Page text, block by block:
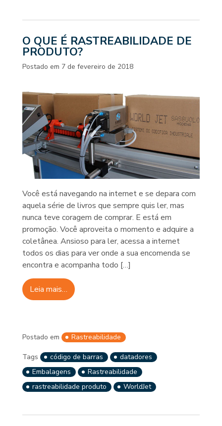
O QUE É RASTREABILIDADE DE
PRODUTO?
Postado em 7 de fevereiro de 2018
Você está navegando na internet e se depara com
aquela série de livros que sempre quis ler, mas
nunca teve coragem de comprar. E está em
promoção. Você aproveita o momento e adquire a
coletânea. Ansioso para ler, acessa a internet
todos os dias para ver onde a sua encomenda se
encontra e acompanha todo […]
Leia mais…
Postado em Rastreabilidade
Tags código de barras
datadores
Embalagens
Rastreabilidade
rastreabilidade produto
WorldJet